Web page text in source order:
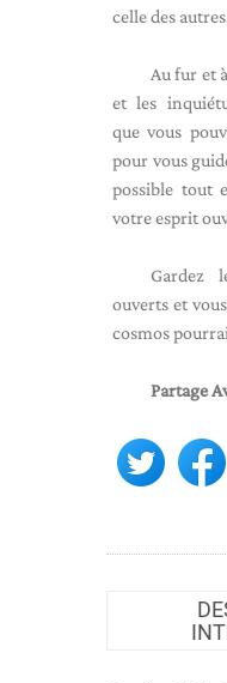
celle des
Au fur et
et les
que vous
pour vous
possible tout
votre esprit
Gardez
ouverts et
cosmos
Partage